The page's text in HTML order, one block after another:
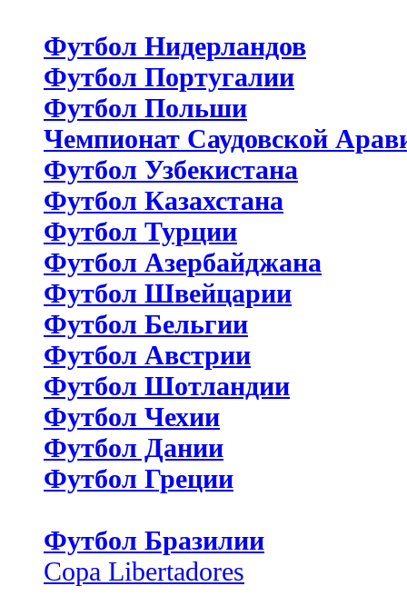
Футбол Нидерландов
Футбол Португалии
Футбол Польши
Чемпионат Саудовской
Футбол Узбекистана
Футбол Казахстана
Футбол Турции
Футбол Азербайджана
Футбол Швейцарии
Футбол Бельгии
Футбол Австрии
Футбол Шотландии
Футбол Чехии
Футбол Дании
Футбол Греции
Футбол Бразилии
Copa Libertadores